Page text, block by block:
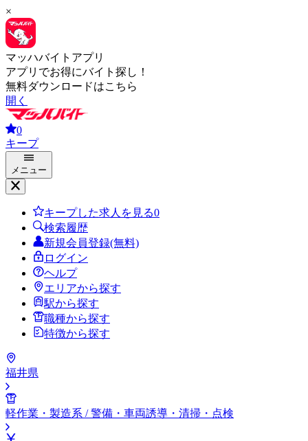
×
マッハバイトアプリ
アプリでお得にバイト探し！
無料ダウンロードはこちら
開く
0
キープ
メニュー
キープした求人を見る0
検索履歴
新規会員登録(無料)
ログイン
ヘルプ
エリアから探す
駅から探す
職種から探す
特徴から探す
福井県
軽作業・製造系 / 警備・車両誘導・清掃・点検